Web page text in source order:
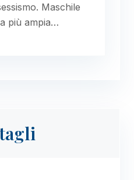
Maschile
più ampia…